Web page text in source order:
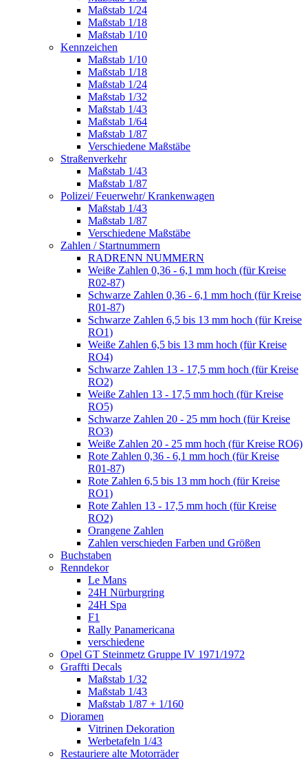
Maßstab 1/24
Maßstab 1/18
Maßstab 1/10
Kennzeichen
Maßstab 1/10
Maßstab 1/18
Maßstab 1/24
Maßstab 1/32
Maßstab 1/43
Maßstab 1/64
Maßstab 1/87
Verschiedene Maßstäbe
Straßenverkehr
Maßstab 1/43
Maßstab 1/87
Polizei/ Feuerwehr/ Krankenwagen
Maßstab 1/43
Maßstab 1/87
Verschiedene Maßstäbe
Zahlen / Startnummern
RADRENN NUMMERN
Weiße Zahlen 0,36 - 6,1 mm hoch (für Kreise
R02-87)
Schwarze Zahlen 0,36 - 6,1 mm hoch (für Kreise
R01-87)
Schwarze Zahlen 6,5 bis 13 mm hoch (für Kreise
RO1)
Weiße Zahlen 6,5 bis 13 mm hoch (für Kreise
RO4)
Schwarze Zahlen 13 - 17,5 mm hoch (für Kreise
RO2)
Weiße Zahlen 13 - 17,5 mm hoch (für Kreise
RO5)
Schwarze Zahlen 20 - 25 mm hoch (für Kreise
RO3)
Weiße Zahlen 20 - 25 mm hoch (für Kreise RO6)
Rote Zahlen 0,36 - 6,1 mm hoch (für Kreise
R01-87)
Rote Zahlen 6,5 bis 13 mm hoch (für Kreise
RO1)
Rote Zahlen 13 - 17,5 mm hoch (für Kreise
RO2)
Orangene Zahlen
Zahlen verschieden Farben und Größen
Buchstaben
Renndekor
Le Mans
24H Nürburgring
24H Spa
F1
Rally Panamericana
verschiedene
Opel GT Steinmetz Gruppe IV 1971/1972
Graffti Decals
Maßstab 1/32
Maßstab 1/43
Maßstab 1/87 + 1/160
Dioramen
Vitrinen Dekoration
Werbetafeln 1/43
Restauriere alte Motorräder